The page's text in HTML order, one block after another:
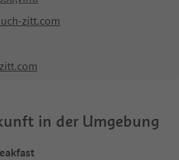
zitt.com
in der Umgebung